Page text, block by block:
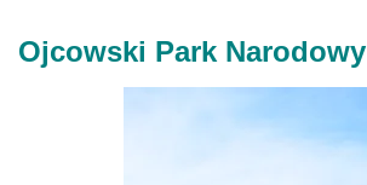
Ojcowski Park Narodowy